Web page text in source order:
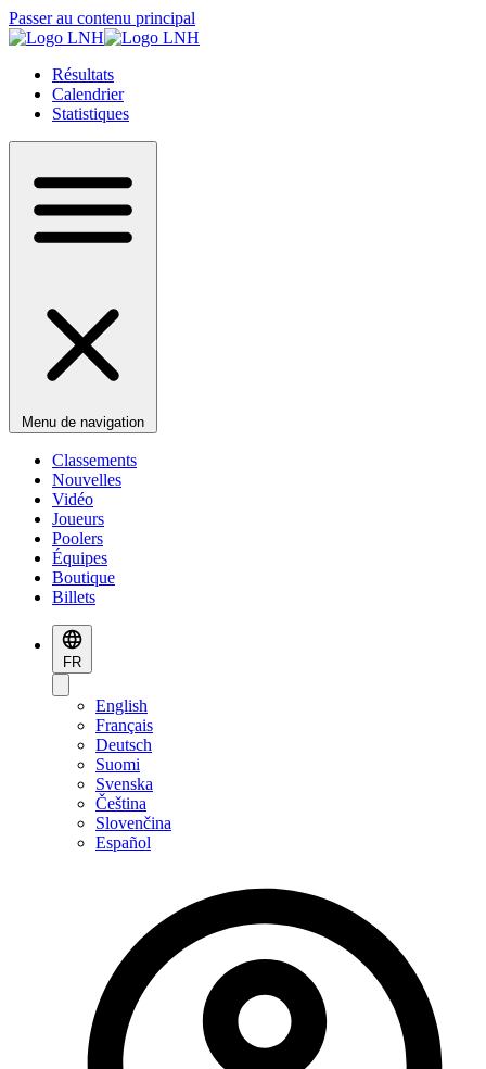
Passer au contenu principal
Résultats
Calendrier
Statistiques
Menu de navigation
Classements
Nouvelles
Vidéo
Joueurs
Poolers
Équipes
Boutique
Billets
FR
English
Français
Deutsch
Suomi
Svenska
Čeština
Slovenčina
Español